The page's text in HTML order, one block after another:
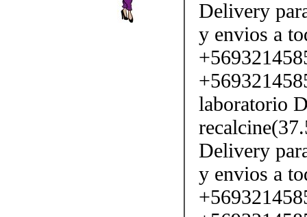
Delivery
y envios a
laboratorio
Delivery
y envios a